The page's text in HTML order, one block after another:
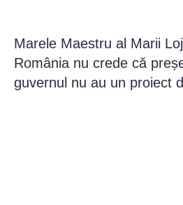
Marele Maestru al Marii
România nu crede că
guvernul nu au un proiect